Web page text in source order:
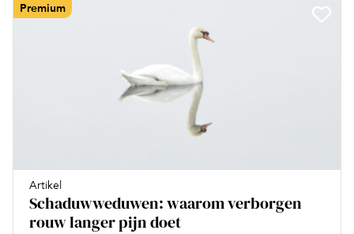
Premium
Artikel
Schaduwweduwen: waarom verborgen
rouw langer pijn doet